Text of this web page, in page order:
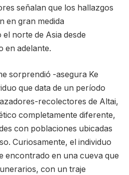
señalan que los hallazgos
en gran medida
norte de Asia desde
en adelante.
sorprendió -asegura Ke
que data de un período
recolectores de Altai,
completamente diferente,
con poblaciones ubicadas
Curiosamente, el individuo
encontrado en una cueva que
con un traje